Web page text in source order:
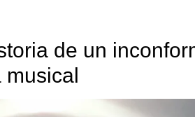
de un